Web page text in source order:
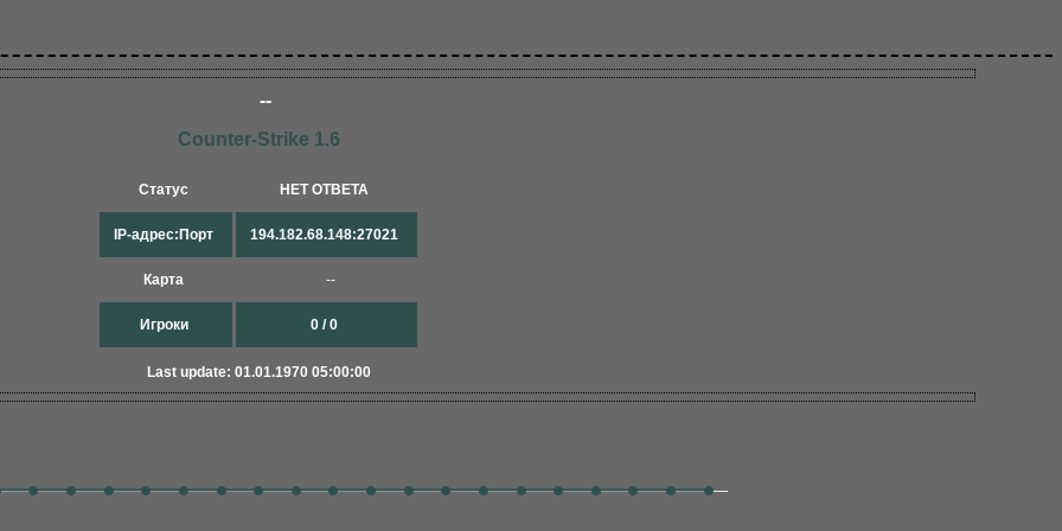
--
Counter-Strike 1.6
Статус
IP-адрес:Порт
Карта
Игроки
НЕТ ОТВЕТА
194.182.68.148:27021
--
0 / 0
Last update: 01.01.1970 05:00:00